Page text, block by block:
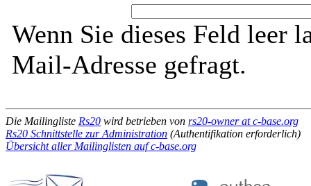
Wenn Sie dieses Feld leer
Mail-Adresse gefragt.
Die Mailingliste Rs20 wird betrieben von rs20-owner at c-base.org
Rs20 Schnittstelle zur Administration (Authentifikation erforderlich)
Übersicht aller Mailinglisten auf c-base.org